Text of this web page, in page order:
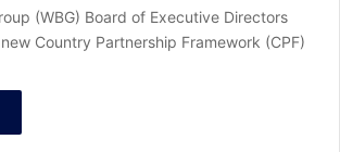
(WBG) Board of Executive Directors
Country Partnership Framework (CPF)